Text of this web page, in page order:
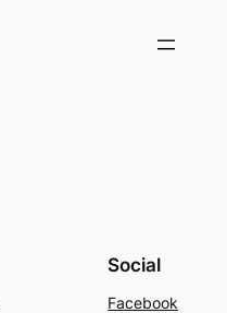
Social
Facebook